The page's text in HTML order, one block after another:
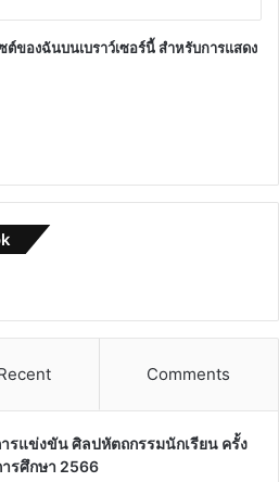
ของฉันบนเบราว์เซอร์นี้ สำหรับการแสดง
Comments
รแข่งขัน ศิลปหัตถกรรมนักเรียน ครั้ง
ารศึกษา 2566